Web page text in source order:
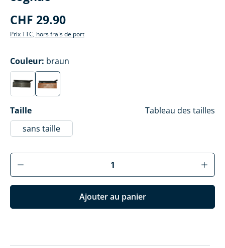
CHF 29.90
Prix TTC, hors frais de port
Couleur
Sélectionner
: braun
schwarz
(Cette option n'est actuellement pas disponible.)
braun
(Cette option n'est actuellement pas disponible.)
Taille
Sélectionner
Tableau des tailles
sans taille
Produkt Anzahl: Gib den gewünschten
Ajouter au panier